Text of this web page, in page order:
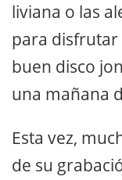
liviana o las
para disfrutar
buen disco
una mañana
Esta vez,
de su